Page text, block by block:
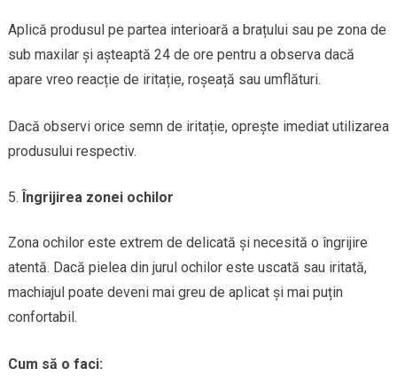
Aplică produsul pe partea interioară a brațului sau pe zona de
sub maxilar și așteaptă 24 de ore pentru a observa dacă
apare vreo reacție de iritație, roșeață sau umflături.
Dacă observi orice semn de iritație, oprește imediat utilizarea
produsului respectiv.
Îngrijirea zonei ochilor
Zona ochilor este extrem de delicată și necesită o îngrijire
atentă. Dacă pielea din jurul ochilor este uscată sau iritată,
machiajul poate deveni mai greu de aplicat și mai puțin
confortabil.
Cum să o faci: